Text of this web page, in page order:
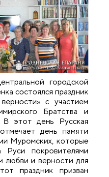
городской
состоялся праздник
с участием
Братства и
В этот день Русская
день памяти
Муромских, которые
Руси покровителями
любви и верности для
праздник призван